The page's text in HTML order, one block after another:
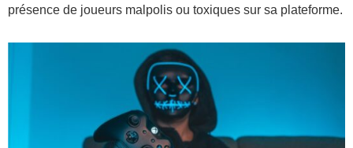
présence de joueurs malpolis ou toxiques sur sa plateforme.